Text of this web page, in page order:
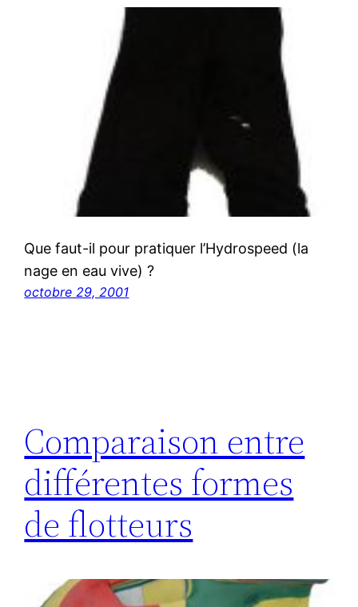
Que faut-il pour pratiquer l’Hydrospeed (la
nage en eau vive) ?
octobre 29, 2001
Comparaison entre
différentes formes
de flotteurs